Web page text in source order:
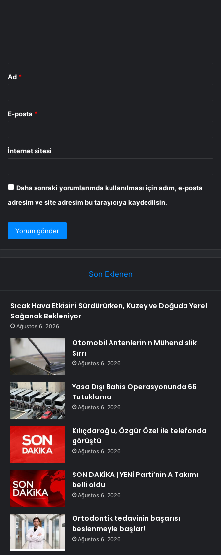
Ad *
E-posta *
İnternet sitesi
Daha sonraki yorumlarımda kullanılması için adım, e-posta
adresim ve site adresim bu tarayıcıya kaydedilsin.
Son Eklenen
Sıcak Hava Etkisini Sürdürürken, Kuzey ve Doğuda Yerel
Sağanak Bekleniyor
Ağustos 6, 2026
Otomobil Antenlerinin Mühendislik
Sırrı
Ağustos 6, 2026
Yasa Dışı Bahis Operasyonunda 66
Tutuklama
Ağustos 6, 2026
Kılıçdaroğlu, Özgür Özel ile telefonda
görüştü
Ağustos 6, 2026
SON DAKİKA | YENİ Parti’nin A Takımı
belli oldu
Ağustos 6, 2026
Ortodontik tedavinin başarısı
beslenmeyle başlar!
Ağustos 6, 2026